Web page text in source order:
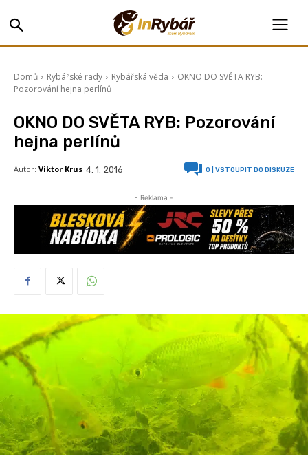
Domů Rybářské rady Rybářská věda
OKNO DO SVĚTA RYB:
Pozorování hejna perlínů
OKNO DO SVĚTA RYB: Pozorování
hejna perlínů
Autor: Viktor Krus 4. 1. 2016 0 | VSTOUPIT DO DISKUZE
- Reklama -